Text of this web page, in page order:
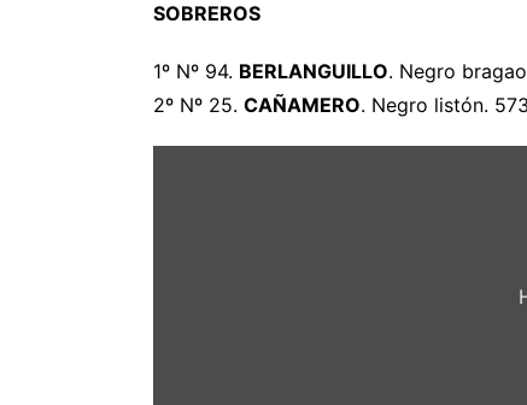
SOBREROS
1º Nº 94. BERLANGUILLO. Negro
2º Nº 25. CAÑAMERO. Negro listón.